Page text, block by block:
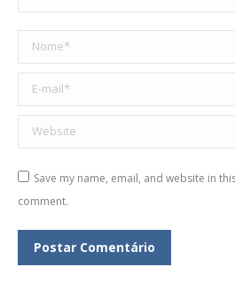
Nome *
E-mail *
Website
Save my name, email, and website in
comment.
Postar Comentário